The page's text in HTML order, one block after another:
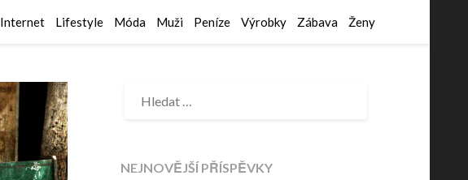
Internet Lifestyle Móda Muži Peníze Výrobky Zábava Ženy
NEJNOVĚJŠÍ PŘÍSPĚVKY